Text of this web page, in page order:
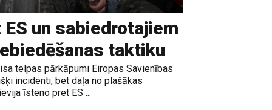
un sabiedrotajiem
taktiku
telpas pārkāpumi Eiropas Savienības
incidenti, bet daļa no plašākas
īsteno pret ES ...